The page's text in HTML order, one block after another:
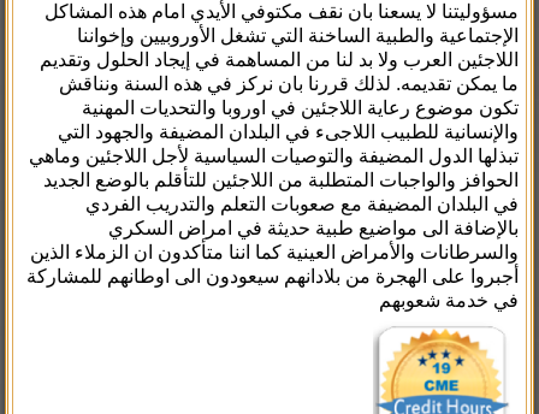
مسؤوليتنا لا يسعنا بان نقف مكتوفي الأيدي امام هذه المشاكل
الإجتماعية والطبية الساخنة التي تشغل الأوروبيين وإخواننا
اللاجئين العرب ولا بد لنا من المساهمة في إيجاد الحلول وتقديم
ما يمكن تقديمه. لذلك قررنا بان نركز في هذه السنة ونناقش
تكون موضوع رعاية اللاجئين في اوروبا والتحديات المهنية
والإنسانية للطبيب اللاجىء في البلدان المضيفة والجهود التي
تبذلها الدول المضيفة والتوصيات السياسية لأجل اللاجئين وماهي
الحوافز والواجبات المتطلبة من اللاجئين للتأقلم بالوضع الجديد
في البلدان المضيفة مع صعوبات التعلم والتدريب الفردي
بالإضافة الى مواضيع طبية حديثة في امراض السكري
والسرطانات والأمراض العينية كما اننا متأكدون ان الزملاء الذين
أجبروا على الهجرة من بلادانهم سيعودون الى اوطانهم للمشاركة
في خدمة شعوبهم